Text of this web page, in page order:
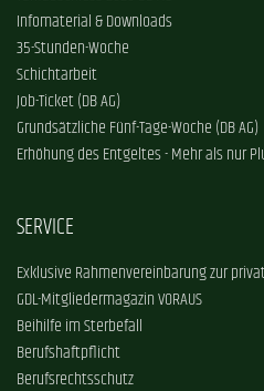
Infomaterial & Downloads
35-Stunden-Woche
Schichtarbeit
Job-Ticket (DB AG)
Grundsätzliche Fünf-Tage-Woche (DB AG)
Erhöhung des Entgeltes - Mehr als nur
SERVICE
Exklusive Rahmenvereinbarung zur
GDL-Mitgliedermagazin VORAUS
Beihilfe im Sterbefall
Berufshaftpflicht
Berufsrechtsschutz